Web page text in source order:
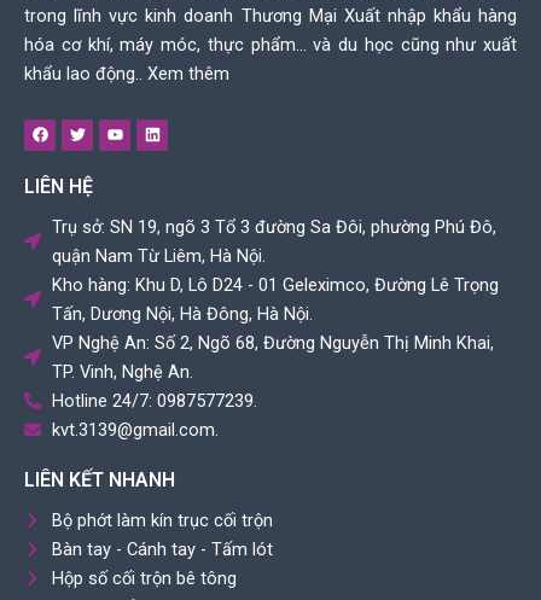
trong lĩnh vực kinh doanh Thương Mại Xuất nhập khẩu hàng
hóa cơ khí, máy móc, thực phẩm… và du học cũng như xuất
khẩu lao động.. Xem thêm
F
a
c
e
b
k
T
w
i
t
r
Y
o
u
e
L
i
n
i
n
LIÊN HỆ
Trụ sở: SN 19, ngõ 3 Tổ 3 đường Sa Đôi, phường Phú Đô,
quận Nam Từ Liêm, Hà Nội.
Kho hàng: Khu D, Lô D24 - 01 Geleximco, Đường Lê Trọng
Tấn, Dương Nội, Hà Đông, Hà Nội.
VP Nghệ An: Số 2, Ngõ 68, Đường Nguyễn Thị Minh Khai,
TP. Vinh, Nghệ An.
Hotline 24/7: 0987577239.
kvt.3139@gmail.com.
LIÊN KẾT NHANH
Bộ phớt làm kín trục cối trộn
Bàn tay - Cánh tay - Tấm lót
Hộp số cối trộn bê tông